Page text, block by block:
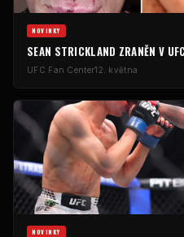
NOVINKY
SEAN STRICKLAND ZRANĚN V UFC
UFC Fan Center12. května
NOVINKY